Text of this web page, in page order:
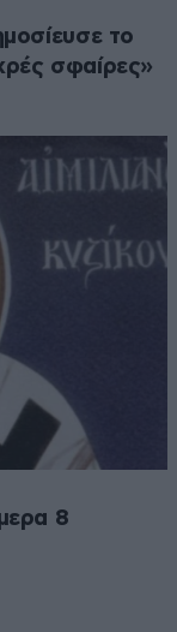
το
σφαίρες»
8